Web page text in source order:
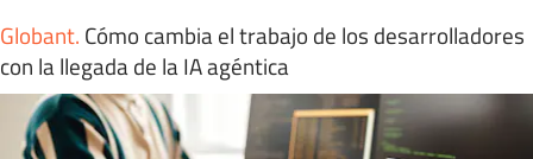
Globant. Cómo cambia el trabajo de los desarrolladores
con la llegada de la IA agéntica